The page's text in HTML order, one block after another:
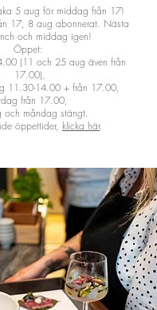
5 aug för middag från 17!
17​, 8 aug abonnerat. Nästa
och middag igen!
Öppet:
(11 och 25 aug även från
17.00),
11.30-14.00 + från 17.00,
från 17.00,
och måndag stängt.
öppettider, klicka här.